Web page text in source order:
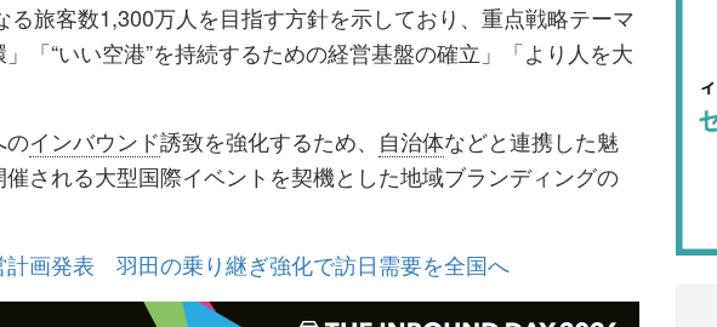
ー
ク
追
加
す
る
る
旅客数1,300万人を目指す方針を示しており、重点戦略テーマ
「“いい空港”を持続するための経営基盤の確立」「より人を大
のインバウンド誘致を強化するため、 自治体などと連携した魅
催される大型国際イベントを契機とした地域ブランディングの
計画発表 羽田の乗り継ぎ強化で訪日需要を全国へ